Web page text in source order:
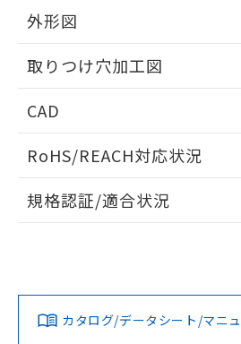
外形図
取りつけ穴加工図
CAD
ドすることができます。
ログイン/会員
ダウンロードデータをご利用いただ
みください。
ソフトウェアの使用条件
RoHS/REACH対応状況
EU RoHS 注意事項・凡例
対応済み
規格認証/適合状況
カタログ/データシート/マニ
り、2022年1月12日より割愛
す。